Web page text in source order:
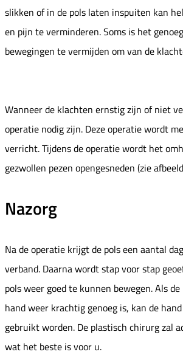
slikken of in de pols laten inspuiten kan
en pijn te verminderen. Soms is het
bewegingen te vermijden om van de
Wanneer de klachten ernstig zijn of niet
operatie nodig zijn. Deze operatie wordt
verricht. Tijdens de operatie wordt het
gezwollen pezen opengesneden (zie
Nazorg
Na de operatie krijgt de pols een aantal
verband. Daarna wordt stap voor stap
pols weer goed te kunnen bewegen. Als
hand weer krachtig genoeg is, kan de
gebruikt worden. De plastisch chirurg zal
wat het beste is voor u.